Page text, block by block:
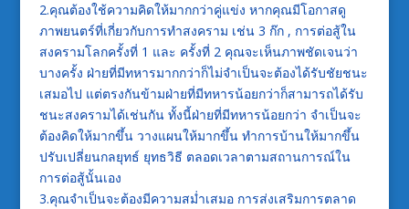
2.คุณต้องใช้ความคิดให้มากกว่าคู่แข่ง หากคุณมีโอกาสดู
ภาพยนตร์ที่เกี่ยวกับการทำสงคราม เช่น 3 ก๊ก , การต่อสู้ใน
สงครามโลกครั้งที่ 1 และ ครั้งที่ 2 คุณจะเห็นภาพชัดเจนว่า
บางครั้ง ฝ่ายที่มีทหารมากกว่าก็ไม่จำเป็นจะต้องได้รับชัยชนะ
เสมอไป แต่ตรงกันข้ามฝ่ายที่มีทหารน้อยกว่าก็สามารถได้รับ
ชนะสงครามได้เช่นกัน ทั้งนี้ฝ่ายที่มีทหารน้อยกว่า จำเป็นจะ
ต้องคิดให้มากขึ้น วางแผนให้มากขึ้น ทำการบ้านให้มากขึ้น
ปรับเปลี่ยนกลยุทธ์ ยุทธวิธี ตลอดเวลาตามสถานการณ์ใน
การต่อสู้นั้นเอง
3.คุณจำเป็นจะต้องมีความสม่ำเสมอ การส่งเสริมการตลาด